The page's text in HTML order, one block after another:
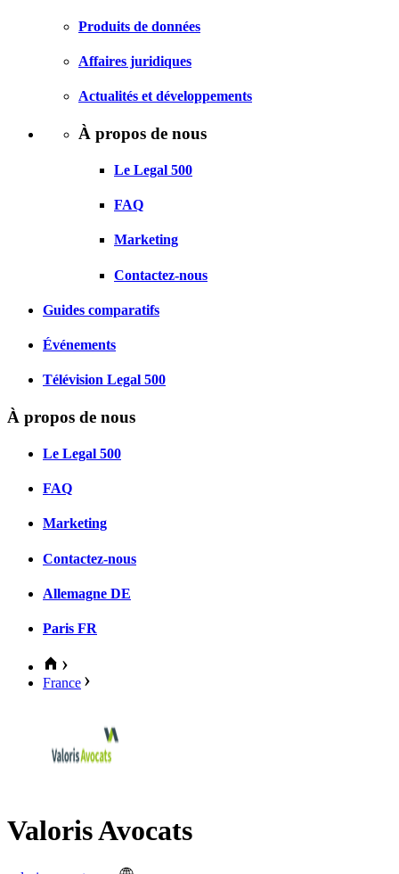
Produits de données
Affaires juridiques
Actualités et développements
À propos de nous
Le Legal 500
FAQ
Marketing
Contactez-nous
Guides comparatifs
Événements
Télévision Legal 500
À propos de nous
Le Legal 500
FAQ
Marketing
Contactez-nous
Allemagne DE
Paris FR
France
Valoris Avocats